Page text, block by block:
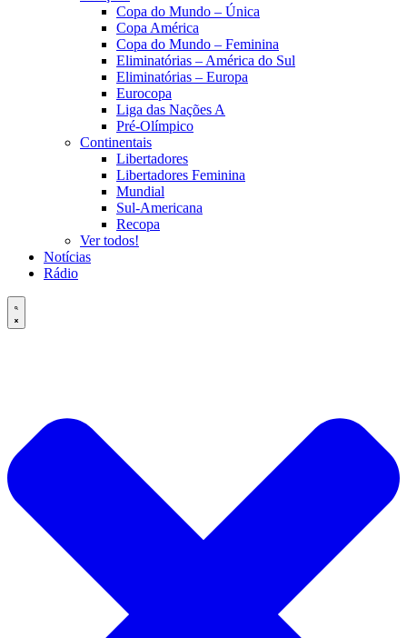
Copa do Mundo – Única
Copa América
Copa do Mundo – Feminina
Eliminatórias – América do Sul
Eliminatórias – Europa
Eurocopa
Liga das Nações A
Pré-Olímpico
Continentais
Libertadores
Libertadores Feminina
Mundial
Sul-Americana
Recopa
Ver todos!
Notícias
Rádio